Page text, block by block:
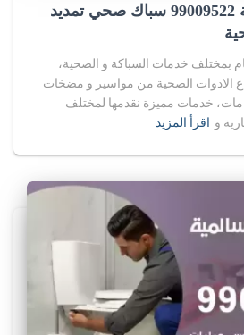
فني صحي الدسمة 99009522 سباك صحي تمديد
بمختلف خدمات السباكة و الصحية،
الادوات الصحية من مواسير و مضخات
خدمات مميزة نقدمها لمختلف
و اقرأ المزيد